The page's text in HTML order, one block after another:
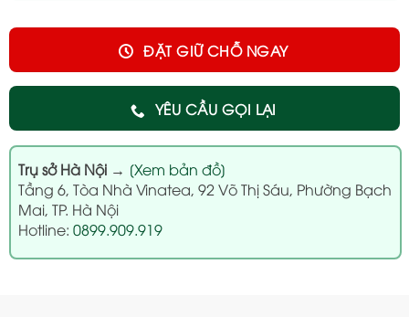
YÊU CẦU GỌI LẠI
ĐẶT GIỮ CHỖ NGAY
Trụ sở Hà Nội→ [Xem bản đồ]
Tầng 6, Tòa Nhà Vinatea, 92 Võ Thị Sáu, Phường Bạch
Mai, TP. Hà Nội
Hotline: 0899.909.919